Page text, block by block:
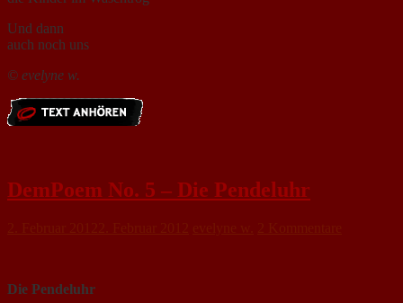
Und dann
auch noch uns
© evelyne w.
DemPoem No. 5 – Die Pendeluhr
Die Pendeluhr